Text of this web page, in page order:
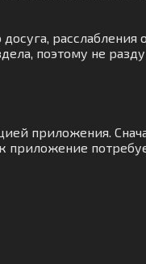
расслабления
поэтому не
приложения.
приложение